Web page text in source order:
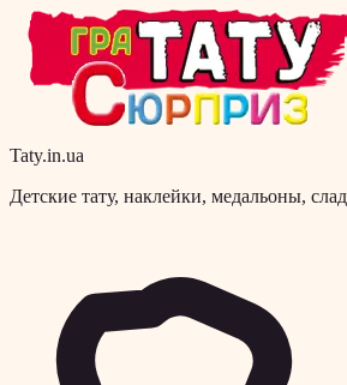
Taty.in.ua
Детские тату, наклейки, медальоны,